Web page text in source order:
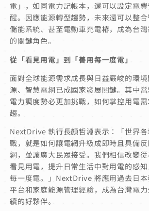
電」，如同電力記帳本，還可以設定電
醒。因應能源轉型趨勢，未來還可以整
儲能系統、甚至電動車充電樁，成為台
的關鍵角色。
從「看見用電」到「善用每一度電」
面對全球能源需求成長與日益嚴峻的環
源、智慧電網已成國家發展關鍵。其中當
電力調度勢必更加挑戰，如何掌控用電
趨。
NextDrive 執行長顏哲淵表示：「世界
戰，就是如何讓電網升級成即時且具備
網，並讓廣大民眾接受。我們相信改變
看見用電，提升日常生活中對用電的感
每一度電。」NextDrive 將應用過去日
平台和家庭能源管理經驗，成為台灣電
續的好夥伴。